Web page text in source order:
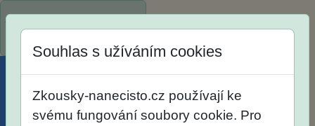
Spustili jsme přihlašování
na školní rok 2026/2027!
Souhlas s užíváním cookies
Zkousky-nanecisto.cz používají ke
svému fungování soubory cookie. Pro